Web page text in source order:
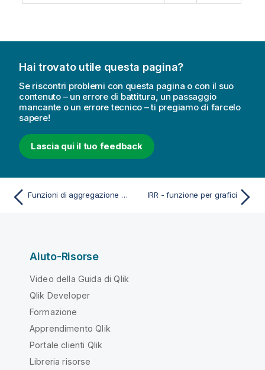
Hai trovato utile questa pagina?
Se riscontri problemi con questa pagina o con il suo
contenuto – un errore di battitura, un passaggio
mancante o un errore tecnico – ti pregiamo di farcelo
sapere!
Lascia qui il tuo feedback
Funzioni di aggregazione finanziaria IRR - funzione per grafici
Aiuto-Risorse
Video della Guida di Qlik
Qlik Developer
Formazione
Apprendimento Qlik
Portale clienti Qlik
Libreria risorse